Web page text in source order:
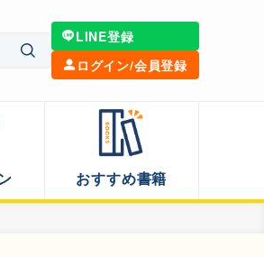
LINE登録
ログイン/会員登録
おすすめ書籍